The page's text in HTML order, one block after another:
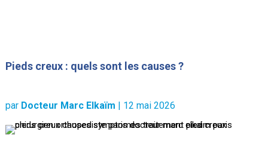
Pieds creux : quels sont les causes ?
par Docteur Marc Elkaïm | 12 mai 2026